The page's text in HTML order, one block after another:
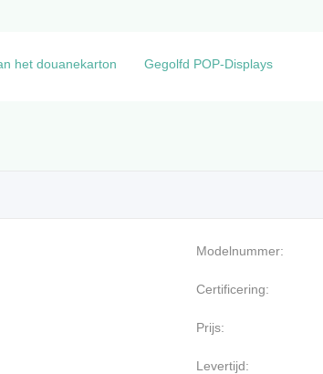
het douanekarton Gegolfd POP-Displays
Modelnummer:
Certificering:
Prijs:
Levertijd: